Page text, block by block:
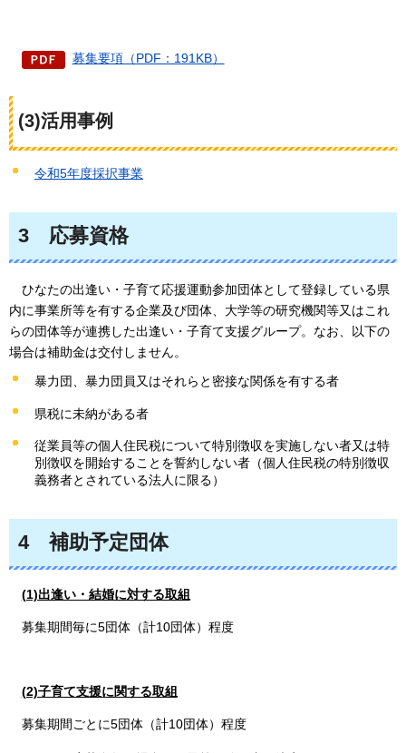
募集要項（PDF：191KB）
(3)活用事例
令和5年度採択事業
3 応募資格
ひなたの出逢い・子育て応援運動参加団体として登録している県
内に事業所等を有する企業及び団体、大学等の研究機関等又はこれ
らの団体等が連携した出逢い・子育て支援グループ。なお、以下の
場合は補助金は交付しません。
暴力団、暴力団員又はそれらと密接な関係を有する者
県税に未納がある者
従業員等の個人住民税について特別徴収を実施しない者又は特
別徴収を開始することを誓約しない者（個人住民税の特別徴収
義務者とされている法人に限る）
4 補助予定団体
(1)出逢い・結婚に対する取組
募集期間毎に5団体（計10団体）程度
(2)子育て支援に関する取組
募集期間ごとに5団体（計10団体）程度